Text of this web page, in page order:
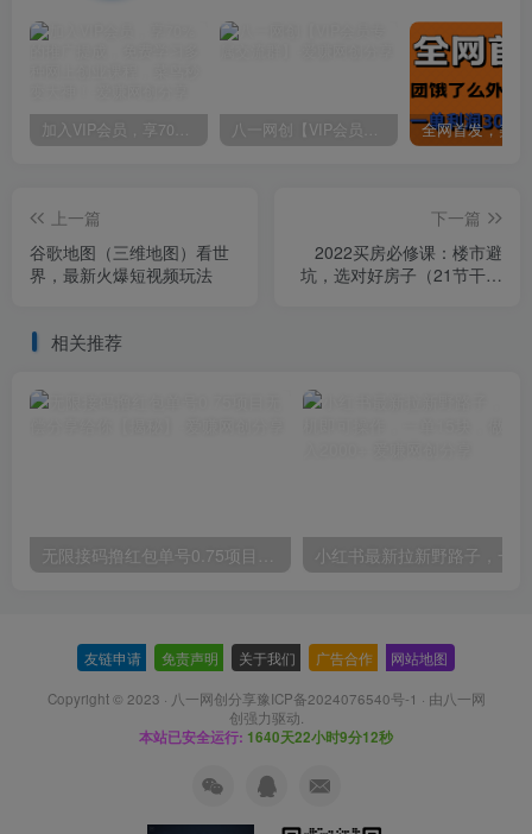
加入VIP会员，享70%的推广提成，免费学习多种网上创业课程，菜鸟秒变大神！ 八一网创【VIP会员专属交流群】
上一篇
谷歌地图（三维地图）看世
界，最新火爆短视频玩法
下一篇
2022买房必修课：楼市避
坑，选对好房子（21节干货
相关推荐
无限接码撸红包单号0.75项目无偿分享给你【揭秘】
友链申请 免责声明 关于我们 广告合作 网站地图
Copyright © 2023 · 八一网创分享豫ICP备2024076540号-1 · 由八一网
创强力驱动.
本站已安全运行: 1640天22小时9分13秒